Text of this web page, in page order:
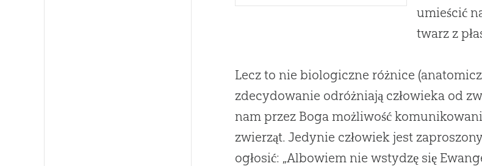
umieścić
twarz z
Lecz to nie biologiczne różnice
zdecydowanie odróżniają człowieka od
nam przez Boga możliwość
zwierząt. Jedynie człowiek jest
ogłosić: „Albowiem nie wstydzę się